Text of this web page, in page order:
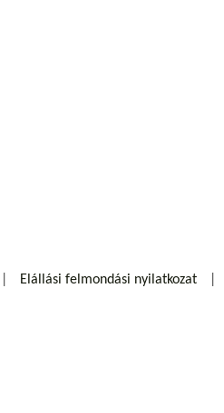
Elállási felmondási nyilatkozat